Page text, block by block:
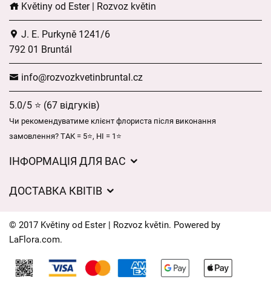
Květiny od Ester | Rozvoz květin
J. E. Purkyně 1241/6
792 01 Bruntál
info@rozvozkvetinbruntal.cz
5.0/5 ⭐ (67 відгуків)
Чи рекомендуватиме клієнт флориста після виконання
замовлення? ТАК = 5⭐, НІ = 1⭐
ІНФОРМАЦІЯ ДЛЯ ВАС
Захист персональних даних
Час доставки квітів – огляд можливостей
ДОСТАВКА КВІТІВ
Куди ми доставляємо квіти
Контакти
© 2017 Květiny od Ester | Rozvoz květin. Powered by
LaFlora.com.